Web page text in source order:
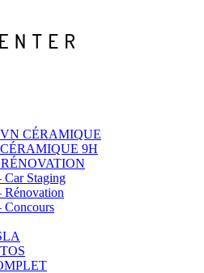
CÉRAMIQUE
9H
Car Staging
Rénovation
Concours